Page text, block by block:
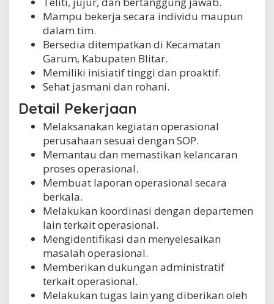
Mampu bekerja secara individu maupun
dalam tim.
Bersedia ditempatkan di Kecamatan
Garum, Kabupaten Blitar.
Memiliki inisiatif tinggi dan proaktif.
Sehat jasmani dan rohani.
Detail Pekerjaan
Melaksanakan kegiatan operasional
perusahaan sesuai dengan SOP.
Memantau dan memastikan kelancaran
proses operasional.
Membuat laporan operasional secara
berkala.
Melakukan koordinasi dengan departemen
lain terkait operasional.
Mengidentifikasi dan menyelesaikan
masalah operasional.
Memberikan dukungan administratif
terkait operasional.
Melakukan tugas lain yang diberikan oleh